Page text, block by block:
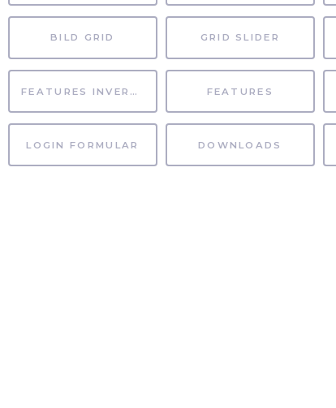
BILD GRID GRID SLIDER
FEATURES INVERTIERT FEATURES
LOGIN FORMULAR DOWNLOADS